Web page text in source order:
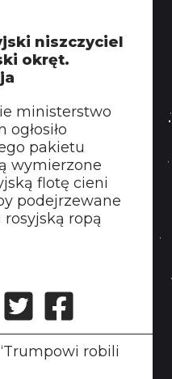
niszczyciel
okręt.
ministerstwo
pakietu
wymierzone
flotę cieni
podejrzewane
ropą
robili